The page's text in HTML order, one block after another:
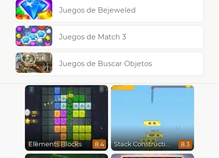
Juegos de Bejeweled
Juegos de Match 3
Juegos de Buscar Objetos
Elements Blocks 8.4 Stack Construction 8.3